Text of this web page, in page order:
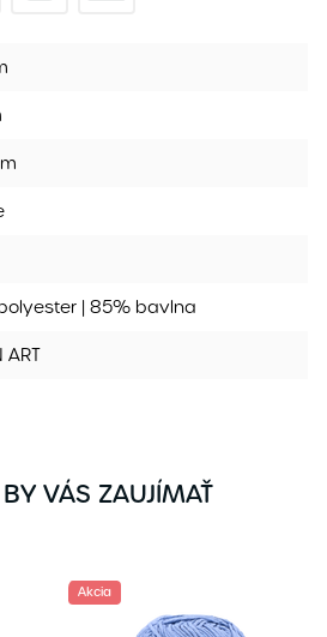
| 85% bavlna
ART
VÁS ZAUJÍMAŤ
Akcia